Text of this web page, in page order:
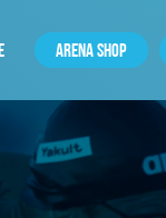
ARENA SHOP